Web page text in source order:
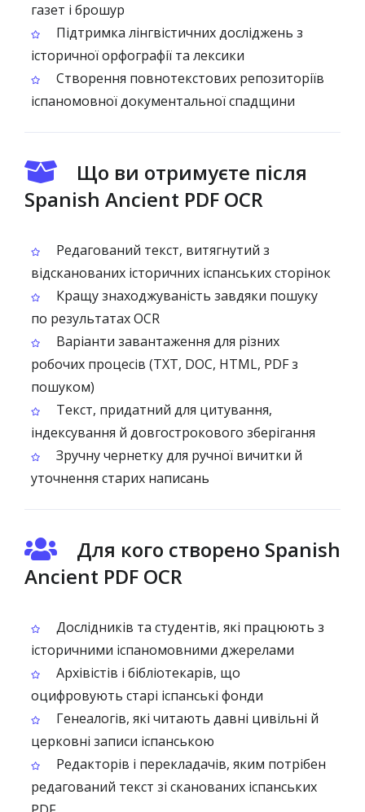
газет і брошур
Підтримка лінгвістичних досліджень з
історичної орфографії та лексики
Створення повнотекстових репозиторіїв
іспаномовної документальної спадщини
Що ви отримуєте після
Spanish Ancient PDF OCR
Редагований текст, витягнутий з
відсканованих історичних іспанських сторінок
Кращу знаходжуваність завдяки пошуку
по результатах OCR
Варіанти завантаження для різних
робочих процесів (TXT, DOC, HTML, PDF з
пошуком)
Текст, придатний для цитування,
індексування й довгострокового зберігання
Зручну чернетку для ручної вичитки й
уточнення старих написань
Для кого створено Spanish
Ancient PDF OCR
Дослідників та студентів, які працюють з
історичними іспаномовними джерелами
Архівістів і бібліотекарів, що
оцифровують старі іспанські фонди
Генеалогів, які читають давні цивільні й
церковні записи іспанською
Редакторів і перекладачів, яким потрібен
редагований текст зі сканованих іспанських